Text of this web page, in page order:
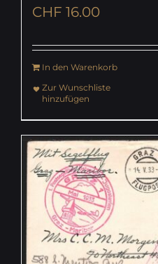
CHF 16.00
In den Warenkorb
Zur Wunschliste
hinzufügen